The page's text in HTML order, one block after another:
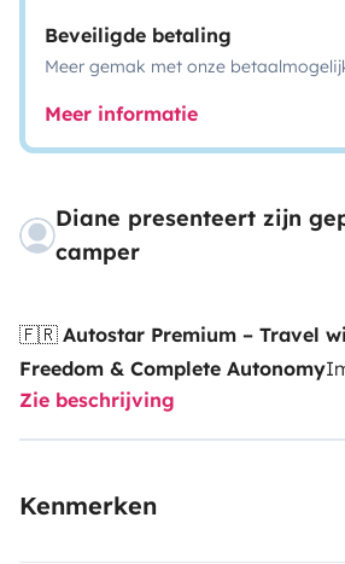
Beveiligde betaling
Meer gemak met onze
Meer informatie
Diane presenteert zijn
camper
🇫🇷 Autostar Premium – Travel
Freedom & Complete Autonomy
to a breathtaking sea view,
surrounded by nature, and setting
the experience our French-built
Zie beschrijving
Kenmerken